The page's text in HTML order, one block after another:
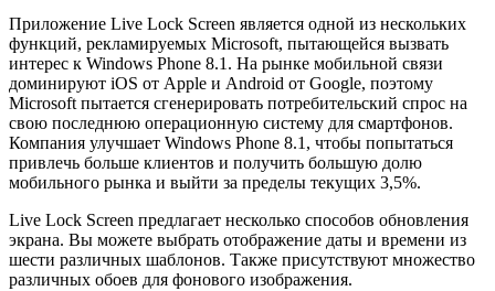
Приложение Live Lock Screen является одной из нескольких
функций, рекламируемых Microsoft, пытающейся вызвать
интерес к Windows Phone 8.1. На рынке мобильной связи
доминируют iOS от Apple и Android от Google, поэтому
Microsoft пытается сгенерировать потребительский спрос на
свою последнюю операционную систему для смартфонов.
Компания улучшает Windows Phone 8.1, чтобы попытаться
привлечь больше клиентов и получить большую долю
мобильного рынка и выйти за пределы текущих 3,5%.
Live Lock Screen предлагает несколько способов обновления
экрана. Вы можете выбрать отображение даты и времени из
шести различных шаблонов. Также присутствуют множество
различных обоев для фонового изображения.